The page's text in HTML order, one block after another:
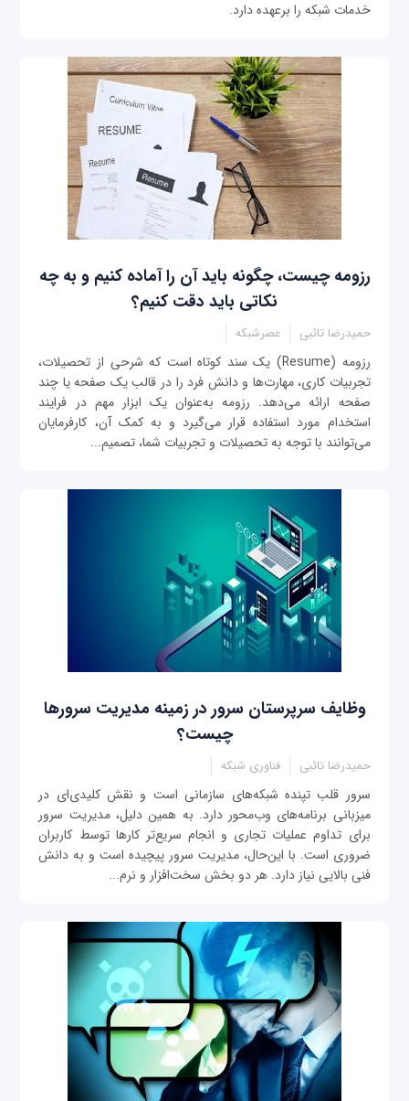
خدمات شبکه را برعهده دارد.
رزومه چیست، چگونه باید آن را آماده کنیم و به چه
نکاتی باید دقت کنیم؟
حمیدرضا تائبی عصرشبکه
رزومه (Resume) یک سند کوتاه است که شرحی از تحصیلات،
تجربیات کاری، مهارت‌ها و دانش فرد را در قالب یک صفحه یا چند
صفحه ارائه می‌دهد. رزومه به‌عنوان یک ابزار مهم در فرایند
استخدام مورد استفاده قرار می‌گیرد و به کمک آن، کارفرمایان
می‌توانند با توجه به تحصیلات و تجربیات شما، تصمیم‌...
وظایف سرپرستان سرور در زمینه مدیریت سرورها
چیست؟
حمیدرضا تائبی فناوری شبکه
سرور قلب تپنده شبکه‌های سازمانی است و نقش کلیدی‌‌ای در
میزبانی برنامه‌های وب‌محور دارد. به همین دلیل، مدیریت سرور
برای تداوم عملیات تجاری و انجام سریع‌تر کارها توسط کاربران
ضروری است. با این‌حال، مدیریت سرور پیچیده است و به دانش
فنی بالایی نیاز دارد. هر دو بخش سخت‌افزار و نرم‌...